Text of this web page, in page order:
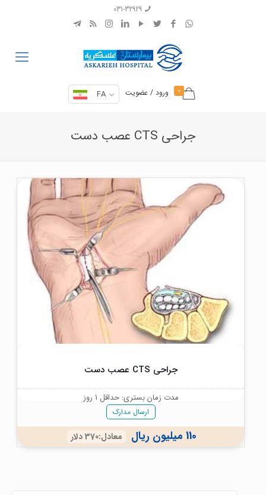
031-32929
0 ورود / عضویت FA
جراحی CTS عصب دست
جراحی CTS عصب دست
مدت زمان بستری: حداقل 1 روز
ارسال مدارک
110 میلیون ریال معادل:370 دلار